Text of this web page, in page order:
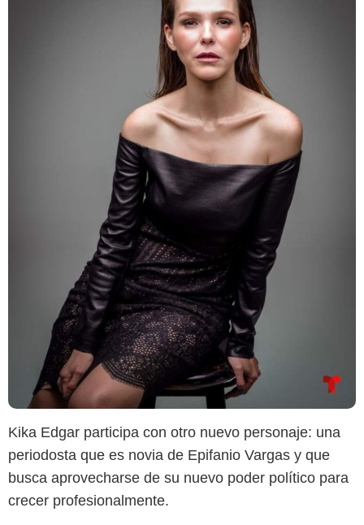
Kika Edgar participa con otro nuevo personaje: una
periodosta que es novia de Epifanio Vargas y que
busca aprovecharse de su nuevo poder político para
crecer profesionalmente.